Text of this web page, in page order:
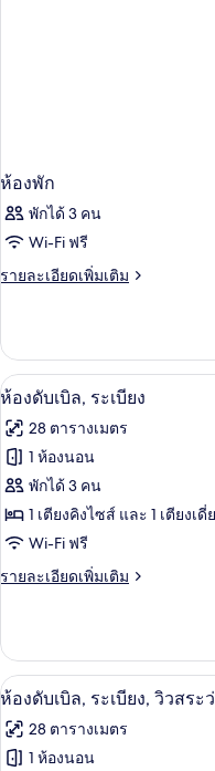
ห้องพัก
พักได้ 3 คน
Wi-Fi ฟรี
รายละเอียดเพิ่มเติม
ราย
เกี่ยว
กับ
ห้อง
เปิด
ภาพถ่าย
ทั้งหมด
ของ
ห้อง
ดับเบิล,
ระเบียง
4
ห้องดับเบิล, ระเบียง
28 ตารางเมตร
1 ห้องนอน
พักได้ 3 คน
1 เตียงคิงไซส์ และ 1 เตียงเดี่
Wi-Fi ฟรี
รายละเอียดเพิ่มเติม
ราย
เกี่ยว
กับ
ห้อง
ระเบียง
เปิด
ภาพถ่าย
ทั้งหมด
4
ห้องดับเบิล, ระเบียง, วิวสร
28 ตารางเมตร
1 ห้องนอน